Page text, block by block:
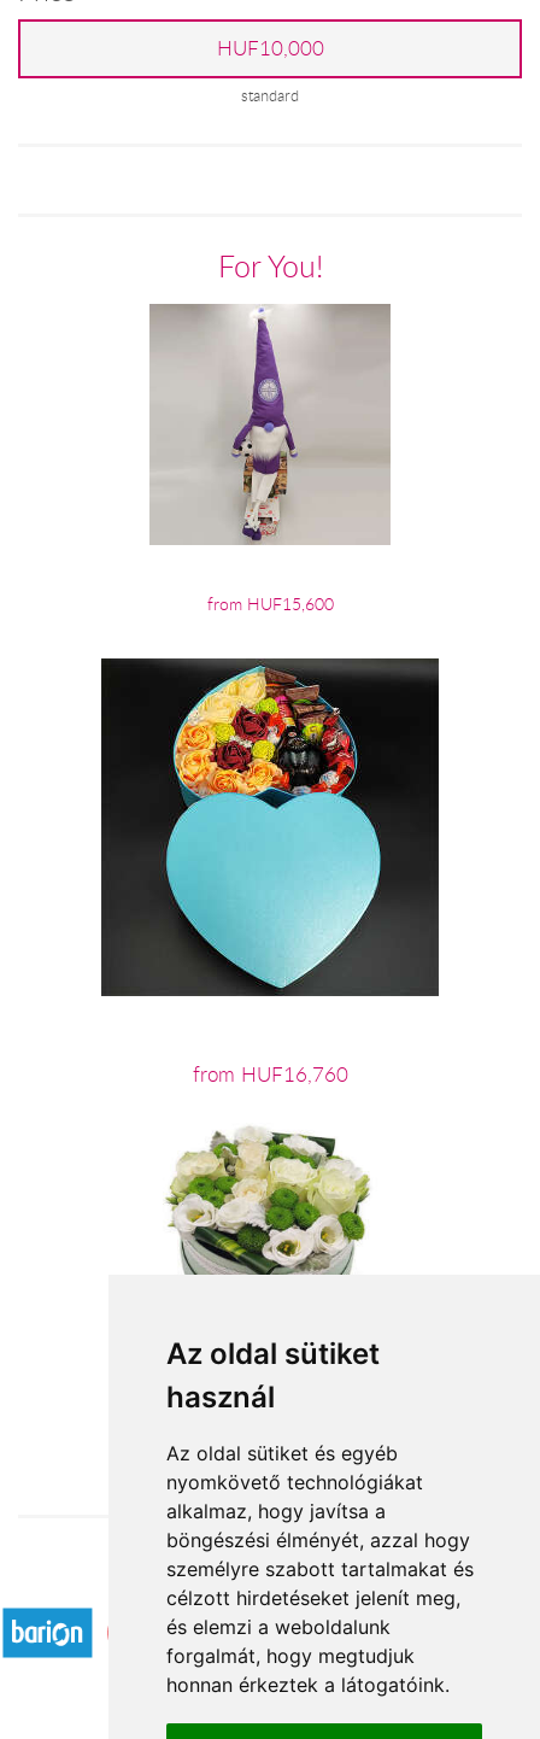
Az oldal sütiket
használ
Az oldal sütiket és egyéb
nyomkövető technológiákat
alkalmaz, hogy javítsa a
böngészési élményét, azzal hogy
személyre szabott tartalmakat és
célzott hirdetéseket jelenít meg,
és elemzi a weboldalunk
forgalmát, hogy megtudjuk
honnan érkeztek a látogatóink.
HUF10,000
standard
For You!
from HUF15,600
from HUF16,760
Accepted payment methods